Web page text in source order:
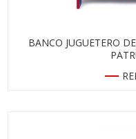
BANCO JUGUETERO